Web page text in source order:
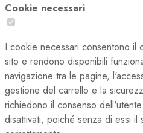
Cookie necessari
I cookie necessari consentono il
sito e rendono disponibili
navigazione tra le pagine,
gestione del carrello e la
richiedono il consenso
disattivati, poiché senza di essi